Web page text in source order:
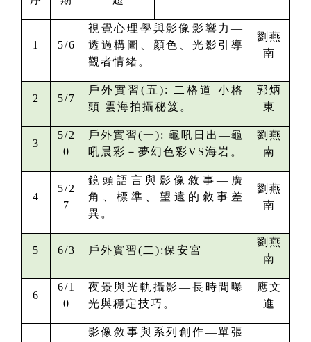
1 5/6
視覺心理學與影像影響力—
透過構圖、顏色、光影引導
觀者情緒。
劉燕
南
2 5/7
戶外實習(五):
二格道 小格
頭 雲海拍攝秘笈。
郭炳
東
3
5/2
0
戶外實習(一): 龜吼日出—龜
吼晨彩－夢幻色彩VS海岩。
劉燕
南
4
5/2
7
鏡頭語言與影像敘事—廣
角、標準、望遠的敘事差
異。
劉燕
南
5 6/3 戶外實習(二):保安宮
劉燕
南
6
6/1
0
夜景與光軌攝影—長時間曝
光與穩定技巧。
應文
進
影像敘事與系列創作—單張